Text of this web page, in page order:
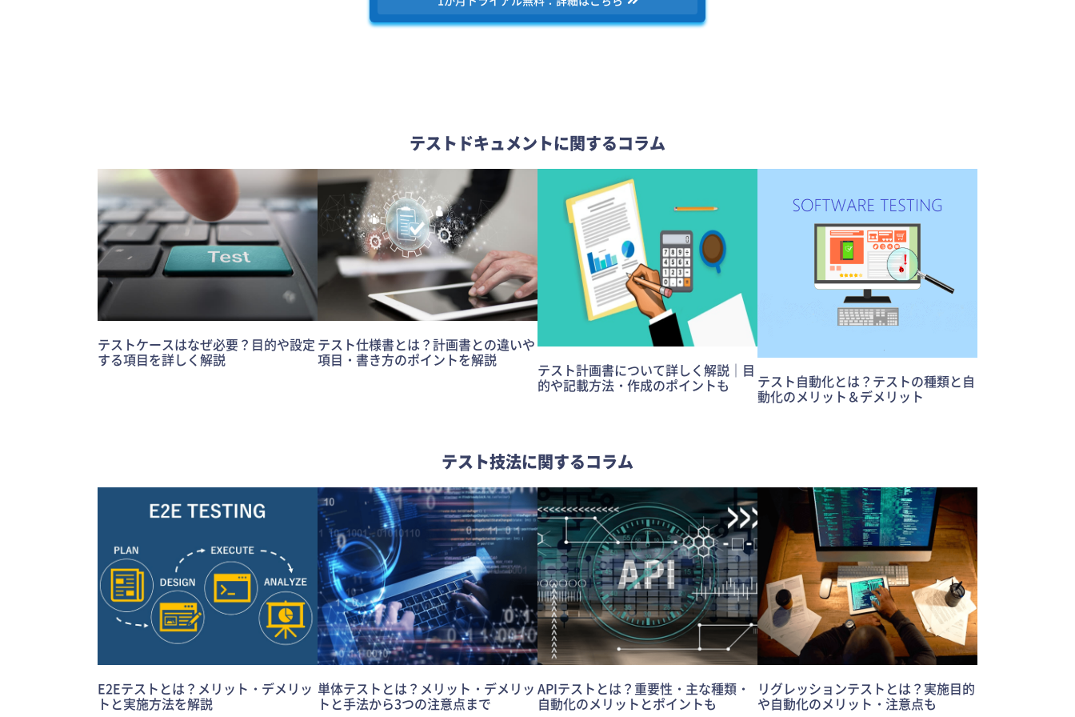
テストドキュメントに関するコラム
テストケースはなぜ必要？目的や設定
する項目を詳しく解説
テスト仕様書とは？計画書との違いや
項目・書き方のポイントを解説
テスト計画書について詳しく解説｜目
的や記載方法・作成のポイントも テスト自動化とは？テストの種類と自
動化のメリット＆デメリット
テスト技法に関するコラム
E2Eテストとは？メリット・デメリッ
トと実施方法を解説
単体テストとは？メリット・デメリッ
トと手法から3つの注意点まで
APIテストとは？重要性・主な種類・
自動化のメリットとポイントも
リグレッションテストとは？実施目的
や自動化のメリット・注意点も